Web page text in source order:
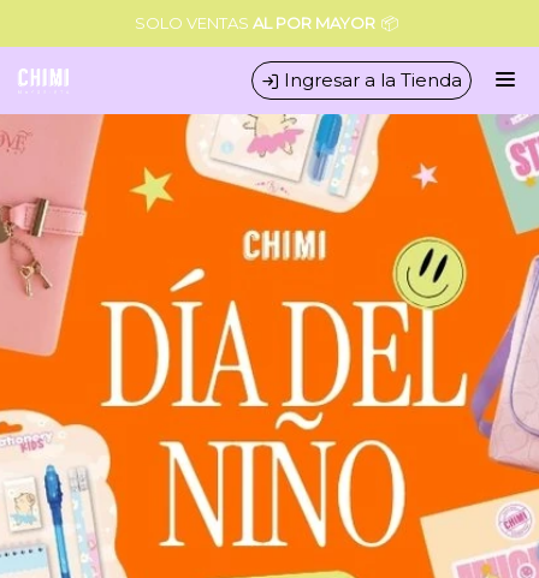
SOLO VENTAS AL POR MAYOR 📦
Ingresar a la Tienda
CÓMO COMPRAR
QUIÉNES SOMOS
CONDICIONES COMERCIALES
MINORISTA